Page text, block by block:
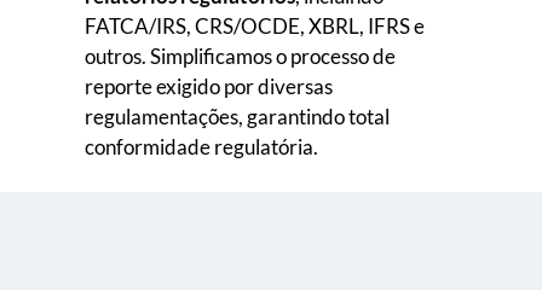
FATCA/IRS, CRS/OCDE, XBRL, IFRS e
outros. Simplificamos o processo de
reporte exigido por diversas
regulamentações, garantindo total
conformidade regulatória.